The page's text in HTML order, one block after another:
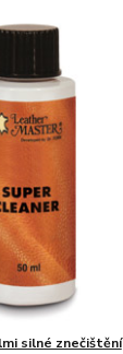
silné znečištění